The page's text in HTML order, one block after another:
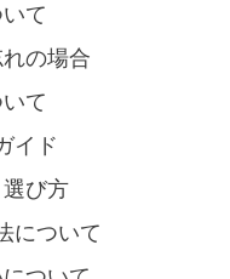
て
の場合
て
イド
び方
について